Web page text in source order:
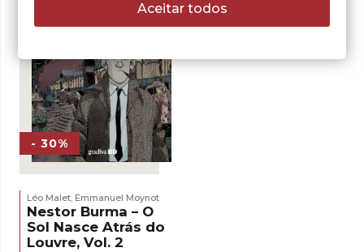
- 30%
Léo Malet Emmanuel Moynot
Nestor Burma – O
Sol Nasce Atrás do
Louvre, Vol. 2
Aceitar todos